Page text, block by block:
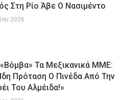
Στη Ρίο Άβε Ο Νασιμέντο
2026
«βόμβα» Τα Μεξικανικά ΜΜΕ:
Πρόταση Ο Πινέδα Από Την
Του Αλμέιδα!»